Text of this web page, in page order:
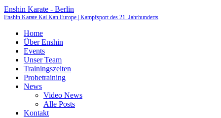
Enshin Karate - Berlin
Enshin Karate Kai Kan Europe | Kampfsport des 21. Jahrhunderts
Home
Über Enshin
Events
Unser Team
Trainingszeiten
Probetraining
News
Video News
Alle Posts
Kontakt